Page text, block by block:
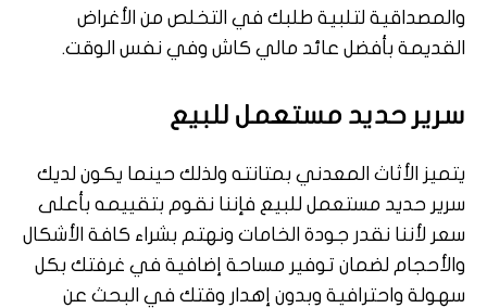
والمصداقية لتلبية طلبك في التخلص من الأغراض
القديمة بأفضل عائد مالي كاش وفي نفس الوقت.
سرير حديد مستعمل للبيع
يتميز الأثاث المعدني بمتانته ولذلك حينما يكون لديك
سرير حديد مستعمل للبيع فإننا نقوم بتقييمه بأعلى
سعر لأننا نقدر جودة الخامات ونهتم بشراء كافة الأشكال
والأحجام لضمان توفير مساحة إضافية في غرفتك بكل
سهولة واحترافية وبدون إهدار وقتك في البحث عن